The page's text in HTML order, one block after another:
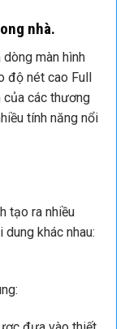
chân đứng